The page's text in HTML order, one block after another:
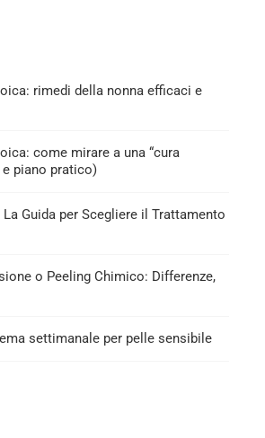
rimedi della nonna efficaci e
come mirare a una “cura
piano pratico)
Guida per Scegliere il Trattamento
o Peeling Chimico: Differenze,
settimanale per pelle sensibile